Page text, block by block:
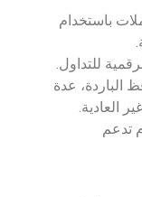
باستخدام
للتداول.
الباردة، عدة
العادية.
تدعم